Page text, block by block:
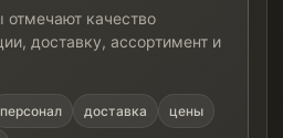
отмечают качество
доставку, ассортимент и
персонал доставка цены